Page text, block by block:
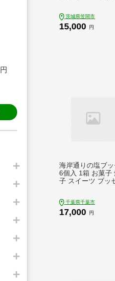
円
イート おやつ お
作り ケーキ作り
茨城県笠間市
15,000 円
海岸通りの塩ブッ
6個入 1箱 お菓子
子 スイーツ ブッ
土産部門優秀賞受
稲毛海岸 千葉市
千葉県千葉市
17,000 円